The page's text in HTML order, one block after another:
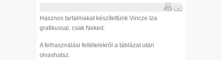
Hasznos tartalmakat készítettünk Vincze Iza
grafikussal, csak Neked.
A felhasználási feltételekről a táblázat után
olvashatsz.